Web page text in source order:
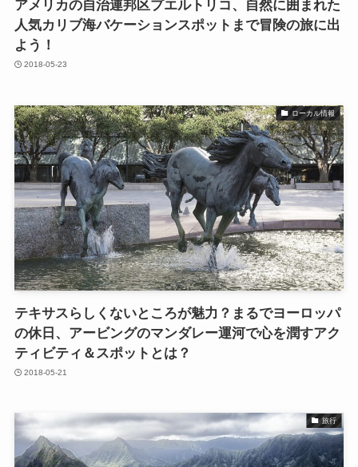
アメリカの自治連邦区プエルトリコ、自然に囲まれた
人気カリブ海バケーションスポットまで冒険の旅に出
よう！
2018-05-23
ローカル情報
テキサスらしくないところが魅力？まるでヨーロッパ
の休日、アービングのマンダレー運河で心を潤すアク
ティビティ＆スポットとは？
2018-05-21
旅行